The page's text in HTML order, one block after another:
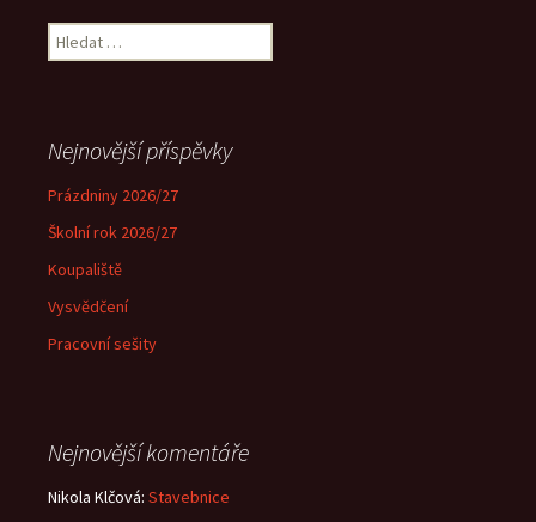
Vyhledávání
Nejnovější příspěvky
Prázdniny 2026/27
Školní rok 2026/27
Koupaliště
Vysvědčení
Pracovní sešity
Nejnovější komentáře
Nikola Klčová: Stavebnice